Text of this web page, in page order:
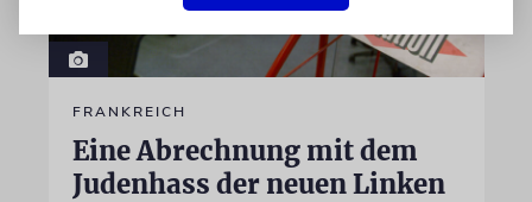
FRANKREICH
Eine Abrechnung mit dem
Judenhass der neuen Linken